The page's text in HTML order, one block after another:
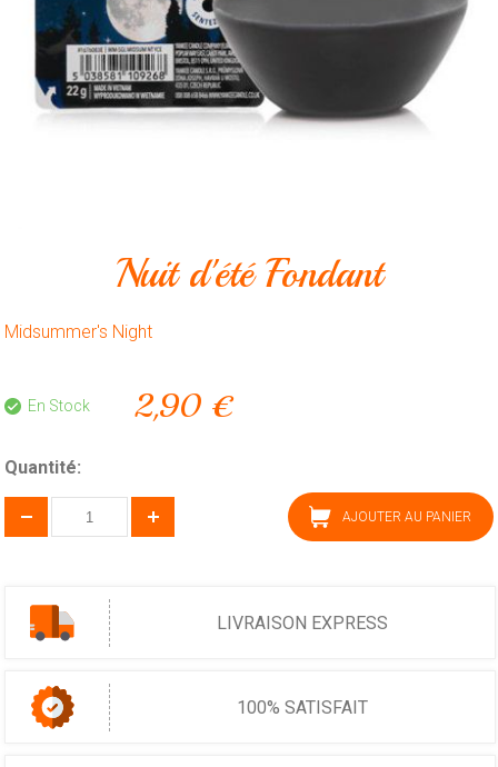
Animalerie
Outillage
Produits
Nuit d'été Fondant
Midsummer's Night
En Stock 2,90 €
Quantité:
AJOUTER AU PANIER
LIVRAISON EXPRESS
100% SATISFAIT